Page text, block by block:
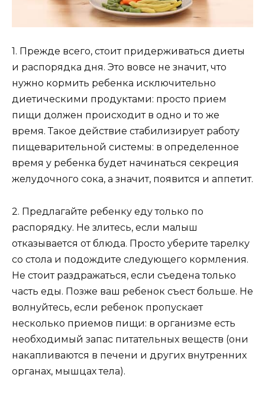
1. Прежде всего, стоит придерживаться диеты
и распорядка дня. Это вовсе не значит, что
нужно кормить ребенка исключительно
диетическими продуктами: просто прием
пищи должен происходит в одно и то же
время. Такое действие стабилизирует работу
пищеварительной системы: в определенное
время у ребенка будет начинаться секреция
желудочного сока, а значит, появится и аппетит.
2. Предлагайте ребенку еду только по
распорядку. Не злитесь, если малыш
отказывается от блюда. Просто уберите тарелку
со стола и подождите следующего кормления.
Не стоит раздражаться, если съедена только
часть еды. Позже ваш ребенок съест больше. Не
волнуйтесь, если ребенок пропускает
несколько приемов пищи: в организме есть
необходимый запас питательных веществ (они
накапливаются в печени и других внутренних
органах, мышцах тела).